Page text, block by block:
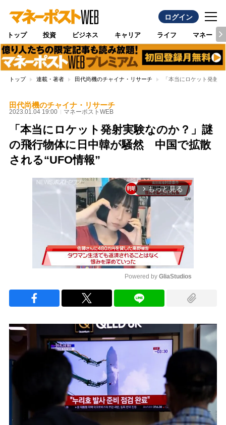
ログイン
トップ 投資 ビジネス キャリア ライフ マネー
トップ 連載・著者 田代尚機のチャイナ・リサーチ 「本当にロケット発射
田代尚機のチャイナ・リサーチ
2023.01.04 19:00 マネーポストWEB
「本当にロケット発射実験なのか？」謎
の飛行物体に日中韓が騒然 中国で拡散
される“UFO情報”
arrow_forward_ios もっと見る
Powered by GliaStudios